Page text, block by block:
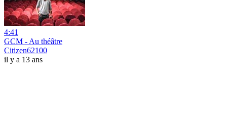
4:41
GCM - Au théâtre
Citizen62100
il y a 13 ans